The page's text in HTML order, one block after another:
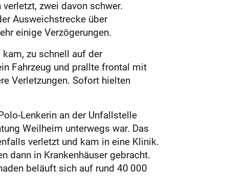
zwei davon schwer.
Ausweichstrecke über
einige Verzögerungen.
zu schnell auf der
Fahrzeug und prallte frontal mit
Verletzungen. Sofort hielten
Lenkerin an der Unfallstelle
Weilheim unterwegs war. Das
verletzt und kam in eine Klinik.
dann in Krankenhäuser gebracht.
beläuft sich auf rund 40 000